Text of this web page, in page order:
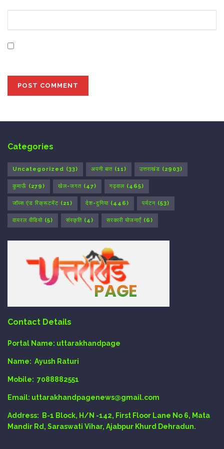
Categories
Uncategorized (33) अपनी बात (11) उत्तराखंड (2903)
कुमाऊँ (279) खेल-जगत (47) गढ़वाल (465)
जॉब्स एंड रिक्रूटमेंट (21) देश-दुनिया (446) पर्यटन (53)
वायरल वीडियो (5) संस्कृति (4) सरकारी योजनाएँ (6)
Contact Details
Portal Name: uttarakhandpage
Name: Ayush Raturi
Mobile: 7088882551
Email: uttarakhandpagenews@gmail.com
Address:
B-1 Block, H/N -142, First Floor Lane No 6, Mata
Mandir Rd, Saraswati Vihar, Ajabpur Khurd Dehradun.